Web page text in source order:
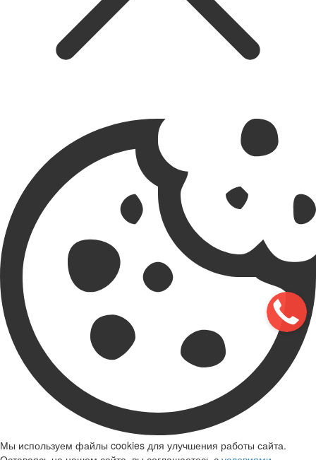
Мы используем файлы cookies для улучшения работы сайта.